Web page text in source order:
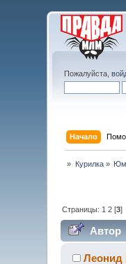
Пожалуйста,
Начало
» Курилка»
Страницы: 1 2 [3
Автор
Леонид